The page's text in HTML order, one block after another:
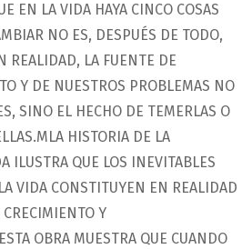
EN LA VIDA HAYA CINCO COSAS
NO ES, DESPUÉS DE TODO,
REALIDAD, LA FUENTE DE
Y DE NUESTROS PROBLEMAS NO
SINO EL HECHO DE TEMERLAS O
HISTORIA DE LA
ILUSTRA QUE LOS INEVITABLES
VIDA CONSTITUYEN EN REALIDAD
Y
OBRA MUESTRA QUE CUANDO